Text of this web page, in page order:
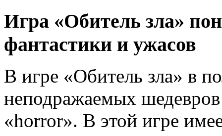
Игра «Обитель зла»
фантастики и ужасов
В игре «Обитель зла» в
неподражаемых
«horror». В этой игре